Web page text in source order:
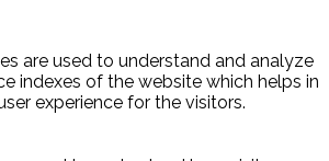
are used to understand and analyze
indexes of the website which helps in
experience for the visitors.